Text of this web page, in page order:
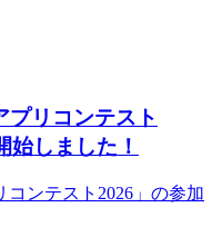
プリコンテスト
始しました！
コンテスト2026」の参加